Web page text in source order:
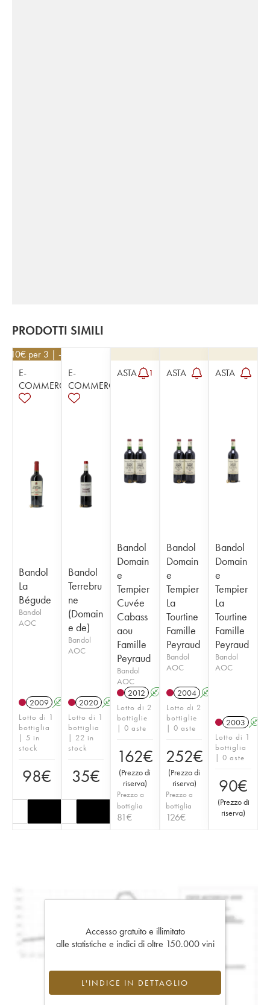
PRODOTTI SIMILI
€ per 3 | - 5%
E-
COMMERCE
Bandol
La
Bégude
Bandol
AOC
2009 A
Lotto di 1
bottiglia
| 5 in
stock
98€
E-
COMMERCE
Bandol
Terrebru
ne
(Domain
e de)
Bandol
AOC
2020 A
Lotto di 1
bottiglia
| 22 in
stock
35€
ASTA 1
Bandol
Domain
e
Tempier
Cuvée
Cabass
aou
Famille
Peyraud
Bandol
AOC
2012 A
Lotto di 2
bottiglie
| 0 aste
162€
(Prezzo di
riserva)
Prezzo a
bottiglia
81€
ASTA
Bandol
Domain
e
Tempier
La
Tourtine
Famille
Peyraud
Bandol
AOC
2004 A
Lotto di 2
bottiglie
| 0 aste
252€
(Prezzo di
riserva)
Prezzo a
bottiglia
126€
ASTA
Bandol
Domain
e
Tempier
La
Tourtine
Famille
Peyraud
Bandol
AOC
2003 A
Lotto di 1
bottiglia
| 0 aste
90€
(Prezzo di
riserva)
Accesso gratuito e illimitato
alle statistiche e indici di oltre 150.000 vini
L'INDICE IN DETTAGLIO